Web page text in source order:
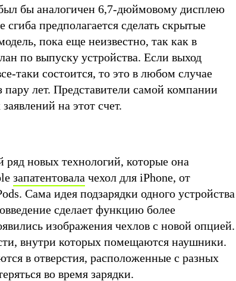
бы аналогичен 6,7-дюймовому дисплею
предполагается сделать скрытые
пока еще неизвестно, так как в
по выпуску устройства. Если выход
таки состоится, то это в любом случае
пару лет. Представители самой компании
на этот счет.
новых технологий, которые она
запатентовала чехол для iPhone, от
Сама идея подзарядки одного устройства
сделает функцию более
изображения чехлов с новой опцией.
внутри которых помещаются наушники.
в отверстия, расположенные с разных
во время зарядки.